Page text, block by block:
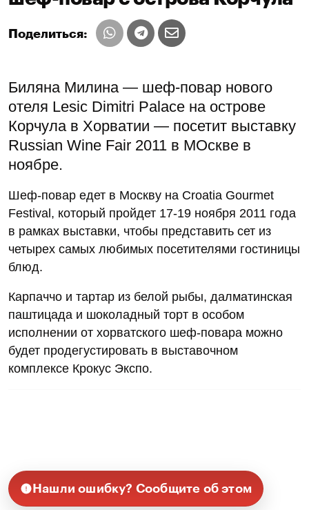
Поделиться:
Биляна Милина — шеф-повар нового
отеля Lesic Dimitri Palace на острове
Корчула в Хорватии — посетит выставку
Russian Wine Fair 2011 в МОскве в
ноябре.
Шеф-повар едет в Москву на Croatia Gourmet
Festival, который пройдет 17-19 ноября 2011 года
в рамках выставки, чтобы представить сет из
четырех самых любимых посетителями гостиницы
блюд.
Карпаччо и тартар из белой рыбы, далматинская
паштицада и шоколадный торт в особом
исполнении от хорватского шеф-повара можно
будет продегустировать в выставочном
комплексе Крокус Экспо.
Нашли ошибку? Сообщите об этом